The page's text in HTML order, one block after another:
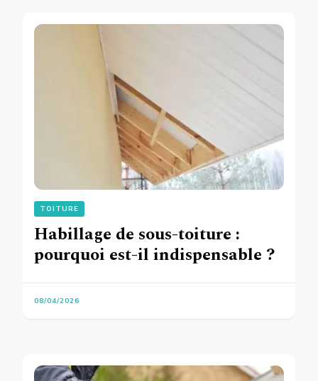
TOITURE
Habillage de sous-toiture :
pourquoi est-il indispensable ?
08/04/2026